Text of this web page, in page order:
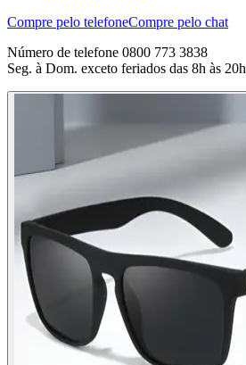
Compre pelo telefoneCompre pelo chat
Número de telefone 0800 773 3838
Seg. à Dom. exceto feriados das 8h às 20h